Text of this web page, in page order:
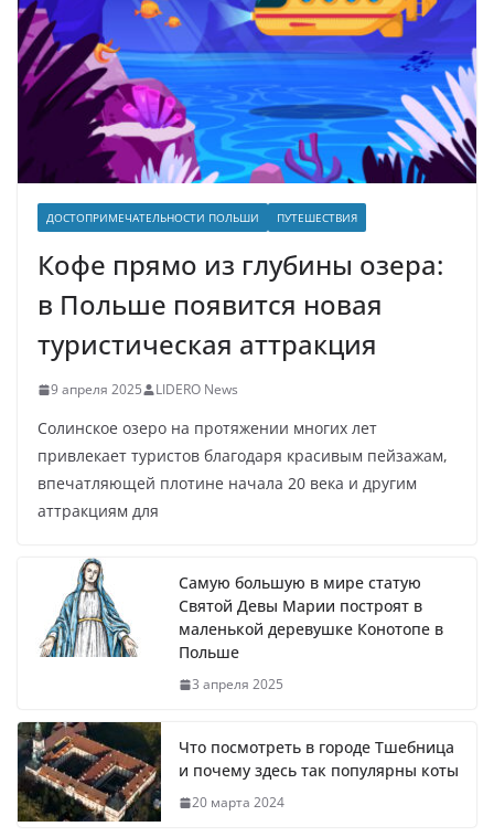
ДОСТОПРИМЕЧАТЕЛЬНОСТИ ПОЛЬШИ ПУТЕШЕСТВИЯ
Кофе прямо из глубины озера:
в Польше появится новая
туристическая аттракция
9 апреля 2025 LIDERO News
Солинское озеро на протяжении многих лет
привлекает туристов благодаря красивым пейзажам,
впечатляющей плотине начала 20 века и другим
аттракциям для
Самую большую в мире статую
Святой Девы Марии построят в
маленькой деревушке Конотопе в
Польше
3 апреля 2025
Что посмотреть в городе Тшебница
и почему здесь так популярны коты
20 марта 2024